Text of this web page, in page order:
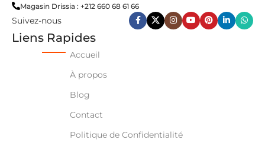
Magasin Drissia : +212 660 68 61 66
Suivez-nous
Liens Rapides
Accueil
À propos
Blog
Contact
Politique de Confidentialité